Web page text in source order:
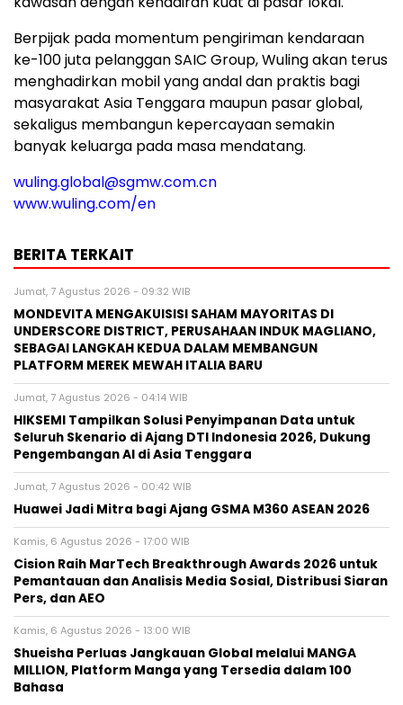
Berpijak pada momentum pengiriman kendaraan
ke-100 juta pelanggan SAIC Group, Wuling akan terus
menghadirkan mobil yang andal dan praktis bagi
masyarakat Asia Tenggara maupun pasar global,
sekaligus membangun kepercayaan semakin
banyak keluarga pada masa mendatang.
wuling.global@sgmw.com.cn
www.wuling.com/en
BERITA TERKAIT
Jumat, 7 Agustus 2026 - 09:32 WIB
MONDEVITA MENGAKUISISI SAHAM MAYORITAS DI
UNDERSCORE DISTRICT, PERUSAHAAN INDUK MAGLIANO,
SEBAGAI LANGKAH KEDUA DALAM MEMBANGUN
PLATFORM MEREK MEWAH ITALIA BARU
Jumat, 7 Agustus 2026 - 04:14 WIB
HIKSEMI Tampilkan Solusi Penyimpanan Data untuk
Seluruh Skenario di Ajang DTI Indonesia 2026, Dukung
Pengembangan AI di Asia Tenggara
Jumat, 7 Agustus 2026 - 00:42 WIB
Huawei Jadi Mitra bagi Ajang GSMA M360 ASEAN 2026
Kamis, 6 Agustus 2026 - 17:00 WIB
Cision Raih MarTech Breakthrough Awards 2026 untuk
Pemantauan dan Analisis Media Sosial, Distribusi Siaran
Pers, dan AEO
Kamis, 6 Agustus 2026 - 13:00 WIB
Shueisha Perluas Jangkauan Global melalui MANGA
MILLION, Platform Manga yang Tersedia dalam 100
Bahasa